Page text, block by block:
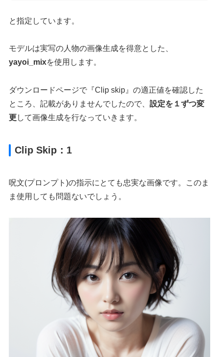
と指定しています。
モデルは実写の人物の画像生成を得意とした、
yayoi_mixを使用します。
ダウンロードページで『Clip skip』の適正値を確認した
ところ、記載がありませんでしたので、設定を１ずつ変
更して画像生成を行なっていきます。
Clip Skip：1
呪文(プロンプト)の指示にとても忠実な画像です。このま
ま使用しても問題ないでしょう。